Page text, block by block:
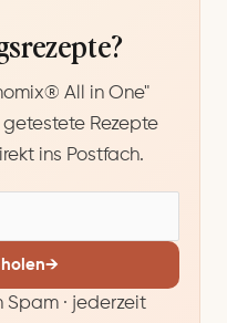
All in One"
Rezepte
ins Postfach.
→
Spam · jederzeit